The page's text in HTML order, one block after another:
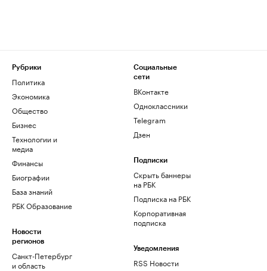
Рубрики
Политика
Экономика
Общество
Бизнес
Технологии и
медиа
Финансы
Биографии
База знаний
РБК Образование
Новости
регионов
Санкт-Петербург
и область
Социальные
сети
ВКонтакте
Одноклассники
Telegram
Дзен
Подписки
Скрыть баннеры
на РБК
Подписка на РБК
Корпоративная
подписка
Уведомления
RSS Новости